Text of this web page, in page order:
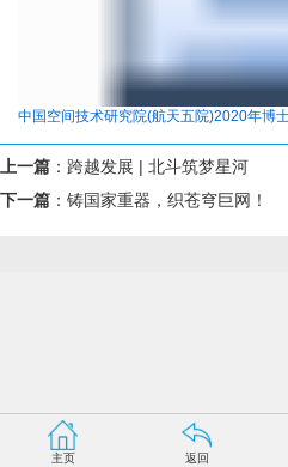
中国空间技术研究院(航天五院)2020年博
上一篇 ： 跨越发展 | 北斗筑梦星河
下一篇 ： 铸国家重器，织苍穹巨网！
主页 返回